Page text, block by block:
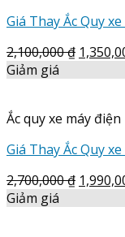
Giá Thay Ắc Quy
2,100,000₫
Giảm giá
Ắc quy xe máy điện
Giá Thay Ắc Quy
2,700,000₫
Giảm giá